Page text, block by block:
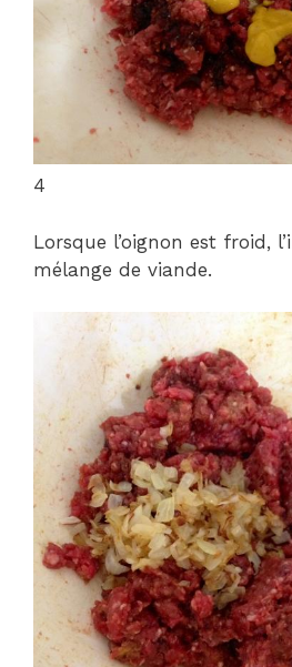
4
Lorsque l’oignon est froid,
mélange de viande.